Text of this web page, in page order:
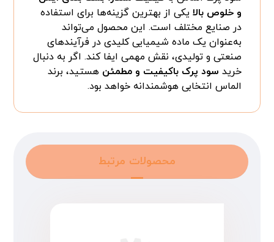
و خلوص بالا یکی از بهترین گزینه‌ها برای استفاده
در صنایع مختلف است. این محصول می‌تواند
به‌عنوان یک ماده شیمیایی کلیدی در فرآیندهای
صنعتی و تولیدی، نقش مهمی ایفا کند. اگر به دنبال
خرید سود پرک باکیفیت و مطمئن هستید، برند
الماس انتخابی هوشمندانه خواهد بود.
محصولات مرتبط